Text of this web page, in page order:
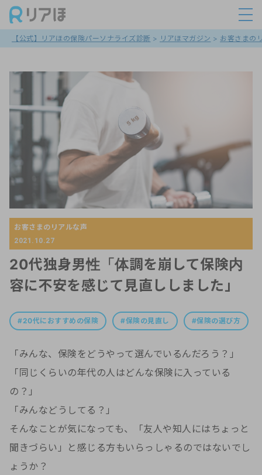
【公式】リアほの保険パーソナライズ診断 > リアほマガジン > お客さまの
お客さまのリアルな声
2021.10.27
20代独身男性「体調を崩して保険内
容に不安を感じて見直ししました」
20代におすすめの保険 保険の見直し 保険の選び方
「みんな、保険をどうやって選んでいるんだろう？」
「同じくらいの年代の人はどんな保険に入っている
の？」
「みんなどうしてる？」
そんなことが気になっても、「友人や知人にはちょっと
聞きづらい」と感じる方もいらっしゃるのではないでし
ょうか？